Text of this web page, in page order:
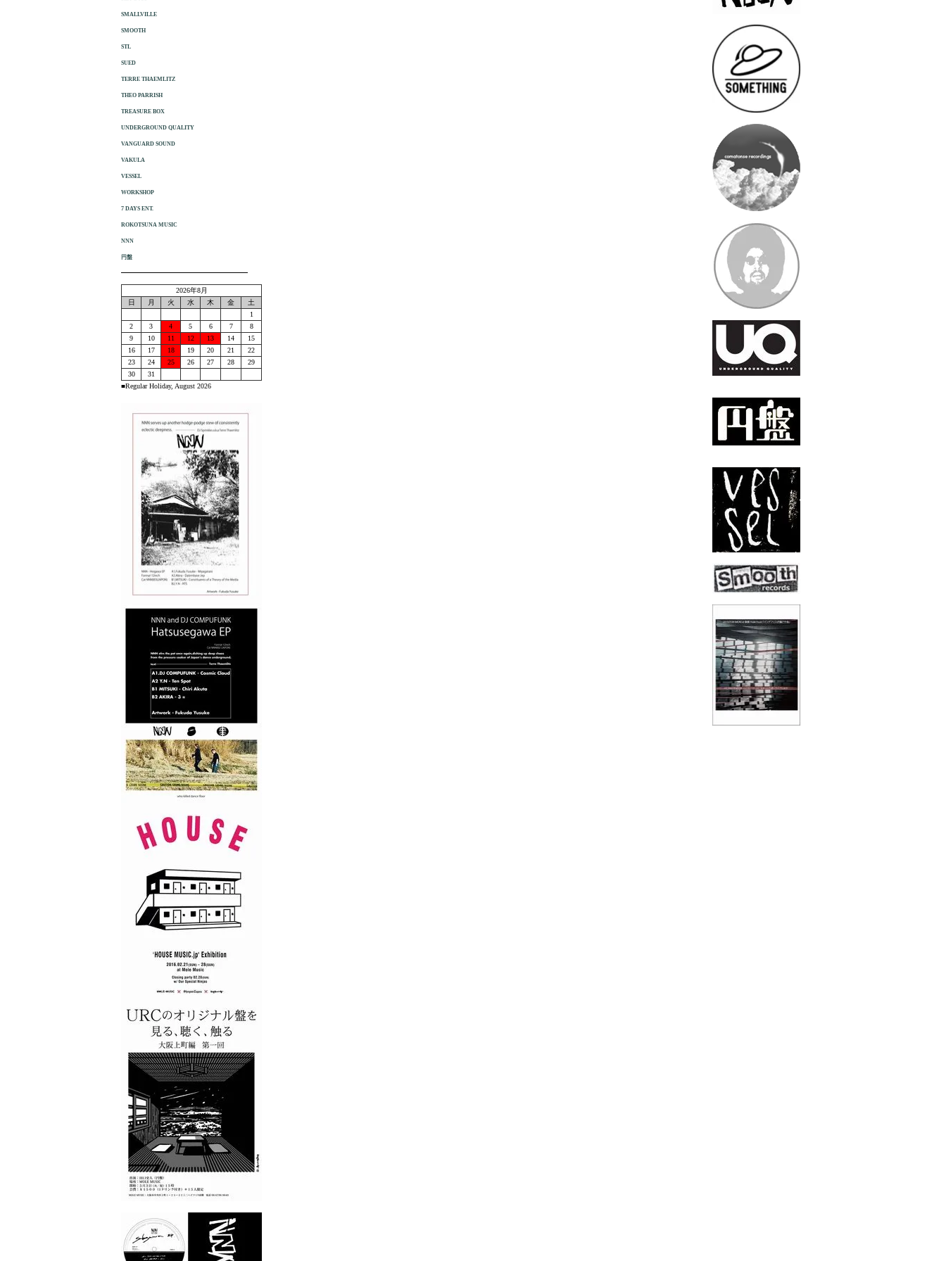
SMALLVILLE
SMOOTH
STL
SUED
TERRE THAEMLITZ
THEO PARRISH
TREASURE BOX
UNDERGROUND QUALITY
VANGUARD SOUND
VAKULA
VESSEL
WORKSHOP
7 DAYS ENT.
ROKOTSUNA MUSIC
NNN
円盤
2026年8月
日
月 火 水 木 金
土
1
2
3 4 5 6 7
8
9
10 11 12 13 14
15
16
17 18 19 20 21
22
23
24 25 26 27 28
29
30
31
■Regular Holiday, August 2026